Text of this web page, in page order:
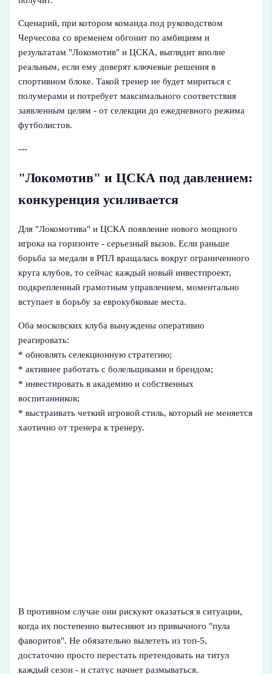
Сценарий, при котором команда под руководством
Черчесова со временем обгонит по амбициям и
результатам "Локомотив" и ЦСКА, выглядит вполне
реальным, если ему доверят ключевые решения в
спортивном блоке. Такой тренер не будет мириться с
полумерами и потребует максимального соответствия
заявленным целям - от селекции до ежедневного режима
футболистов.
---
"Локомотив" и ЦСКА под давлением:
конкуренция усиливается
Для "Локомотива" и ЦСКА появление нового мощного
игрока на горизонте - серьезный вызов. Если раньше
борьба за медали в РПЛ вращалась вокруг ограниченного
круга клубов, то сейчас каждый новый инвестпроект,
подкрепленный грамотным управлением, моментально
вступает в борьбу за еврокубковые места.
Оба московских клуба вынуждены оперативно
реагировать:
* обновлять селекционную стратегию;
* активнее работать с болельщиками и брендом;
* инвестировать в академию и собственных
воспитанников;
* выстраивать четкий игровой стиль, который не меняется
хаотично от тренера к тренеру.
В противном случае они рискуют оказаться в ситуации,
когда их постепенно вытесняют из привычного "пула
фаворитов". Не обязательно вылететь из топ-5,
достаточно просто перестать претендовать на титул
каждый сезон - и статус начнет размываться.